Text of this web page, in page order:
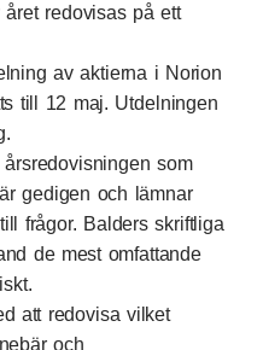
redovisas på ett
av aktierna i Norion
till 12 maj. Utdelningen
som
gedigen och lämnar
frågor. Balders skriftliga
de mest omfattande
att redovisa vilket
och